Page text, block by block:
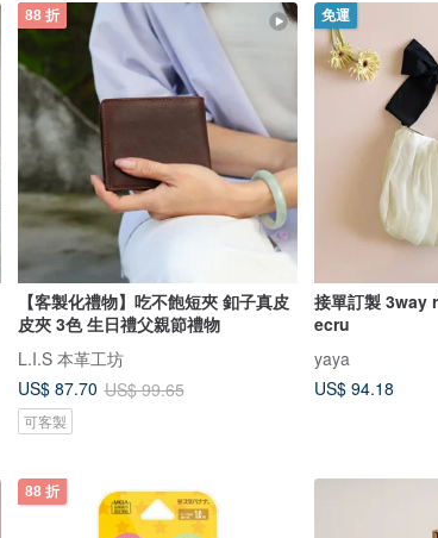
88 折
【客製化禮物】吃不飽短夾 釦子真皮
皮夾 3色 生日禮父親節禮物
L.I.S 本革工坊
US$ 87.70 US$ 99.65
可客製
免運
接單訂製
ecru
yaya
US$ 94.18
88 折